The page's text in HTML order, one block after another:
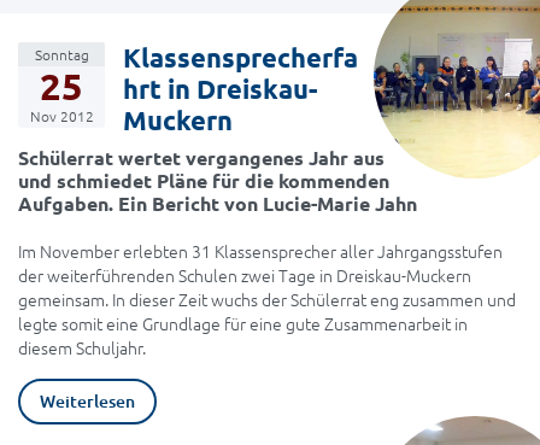
Sonntag
25
Nov 2012
Klassensprecherfa
hrt in Dreiskau-
Muckern
Schülerrat wertet vergangenes Jahr aus
und schmiedet Pläne für die kommenden
Aufgaben. Ein Bericht von Lucie-Marie Jahn
Im November erlebten 31 Klassensprecher aller Jahrgangsstufen
der weiterführenden Schulen zwei Tage in Dreiskau-Muckern
gemeinsam. In dieser Zeit wuchs der Schülerrat eng zusammen und
legte somit eine Grundlage für eine gute Zusammenarbeit in
diesem Schuljahr.
Weiterlesen